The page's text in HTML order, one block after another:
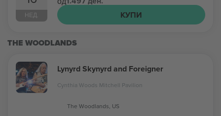
НЕД.
КУПИ
THE WOODLANDS
Lynyrd Skynyrd and Foreigner
Cynthia Woods Mitchell Pavilion
The Woodlands, US